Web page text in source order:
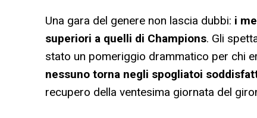
Una gara del genere non lascia dubbi: i
superiori a quelli di Champions. Gli
stato un pomeriggio drammatico per chi
nessuno torna negli spogliatoi
recupero della ventesima giornata del